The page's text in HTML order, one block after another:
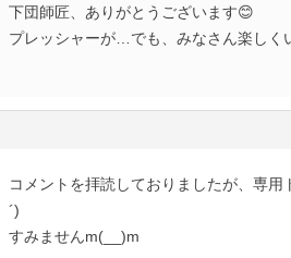
下団師匠、ありがとうございます😊
プレッシャーが…でも、みなさん楽し
コメントを拝読しておりましたが、専
´)ゞ
すみませんm(__)m